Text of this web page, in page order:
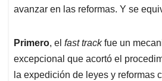
avanzar en las reformas. Y se
Primero, el fast trackfue un
excepcional que acortó el
la expedición de leyes y reformas